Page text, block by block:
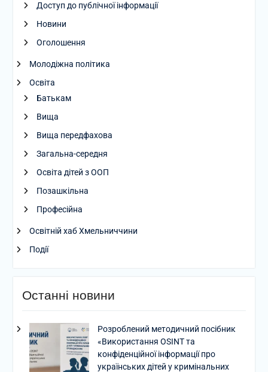
Доступ до публічної інформації
Новини
Оголошення
Молодіжна політика
Освіта
Батькам
Вища
Вища передфахова
Загальна-середня
Освіта дітей з ООП
Позашкільна
Професійна
Освітній хаб Хмельниччини
Події
Останні новини
Розроблений методичний посібник
«Використання OSINT та
конфіденційної інформації про
українських дітей у кримінальних